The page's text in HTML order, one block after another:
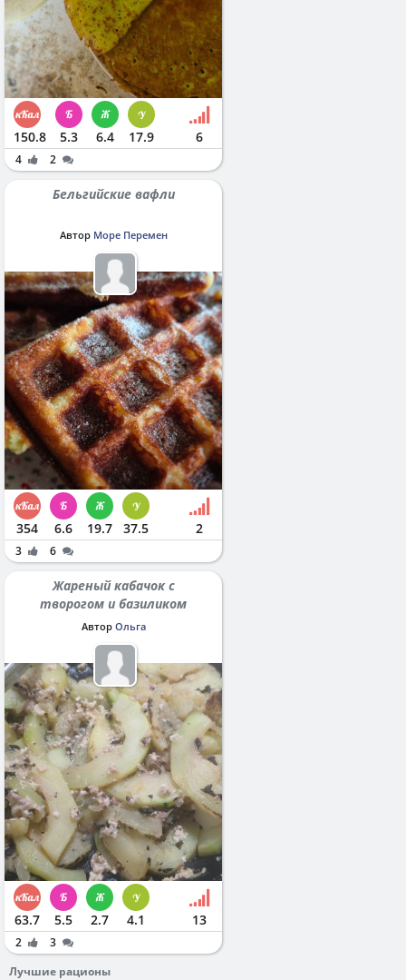
150.8 5.3 6.4 17.9 6
4 2
Бельгийские вафли
Автор Море Перемен
354 6.6 19.7 37.5 2
3 6
Жареный кабачок с
творогом и базиликом
Автор Ольга
63.7 5.5 2.7 4.1 13
2
3
Лучшие рационы